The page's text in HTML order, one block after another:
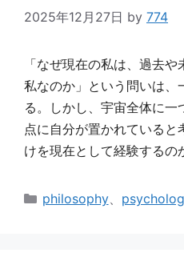
2025年12月27日 by 774
「なぜ現在の私は、過去
私なのか」という問いは、
る。しかし、宇宙全体に
点に自分が置かれている
けを現在として経験するの
カ
philosophy、